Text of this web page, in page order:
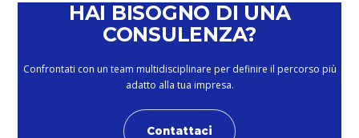
HAI BISOGNO DI UNA
CONSULENZA?
Confrontati con un team multidisciplinare per definire il percorso più
adatto alla tua impresa.
Contattaci